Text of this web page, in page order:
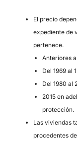
El precio
expediente de
pertenece.
Anteriores
Del 1969 al
Del 1980 al
2015 en
protección.
Las viviendas
procedentes